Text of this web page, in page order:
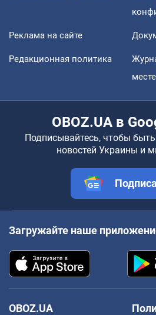
Реклама на сайте
Редакционная политика
OBOZ.UA в
Подписывайтесь, чтобы
новостей Украины и
Загружайте наше
OBOZ.UA